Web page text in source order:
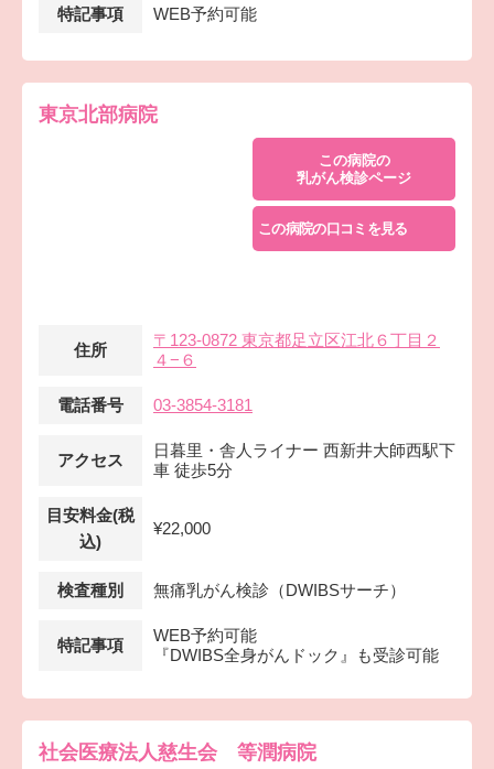
特記事項 WEB予約可能
東京北部病院
この病院の
乳がん検診ページ
この病院の口コミを見る
住所
〒123-0872 東京都足立区江北６丁目２
４−６
電話番号 03-3854-3181
アクセス
日暮里・舎人ライナー 西新井大師西駅下
車 徒歩5分
目安料金(税
込)
¥22,000
検査種別 無痛乳がん検診（DWIBSサーチ）
特記事項
WEB予約可能
『DWIBS全身がんドック』も受診可能
社会医療法人慈生会 等潤病院